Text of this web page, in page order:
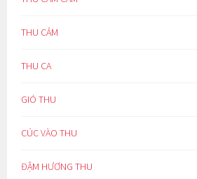
THU CẢM
THU CA
GIÓ THU
CÚC VÀO THU
ĐẬM HƯƠNG THU